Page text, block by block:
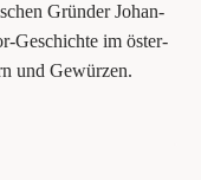
Grün­der Johan­
Geschich­te im öster­
und Gewürzen.